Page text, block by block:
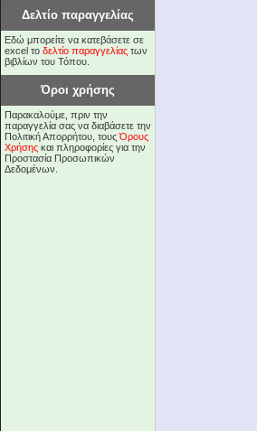
Δελτίο παραγγελίας
Εδώ μπορείτε να κατεβάσετε σε
excel το δελτίο παραγγελίας των
βιβλίων του Τόπου.
Όροι χρήσης
Παρακαλούμε, πριν την
παραγγελία σας να διαβάσετε την
Πολιτική Απορρήτου, τουςΌρους
Χρήσης και πληροφορίες για την
Προστασία Προσωπικών
Δεδομένων.